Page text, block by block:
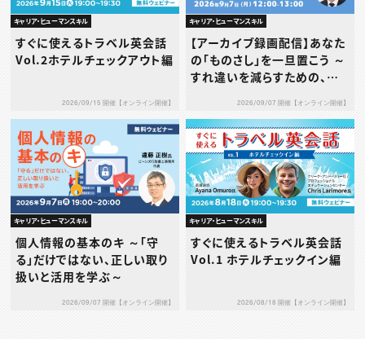
キャリア・ヒューマンスキル
すぐに使えるトラベル英会話
Vol.2ホテルチェックアウト編
2026/09/15 開催【オンライン開催】
キャリア・ヒューマンスキル
【アーカイブ録画配信】あなた
の「ものさし」を一旦置こう ～
すれ違いを減らすための、タ
2026/09/07 開催【オンライン開催】
キャリア・ヒューマンスキル
個人情報の基本のキ ～「守
る」だけではない、正しい取り
扱いと活用を学ぶ～
2026/09/07 開催【オンライン開催】
キャリア・ヒューマンスキル
すぐに使えるトラベル英会話
Vol.1 ホテルチェックイン編
2026/08/18 開催【オンライン開催】